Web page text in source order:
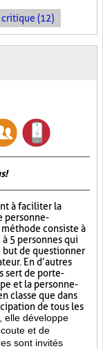
critique (12)
à faciliter la
personne-
consiste à
5 personnes qui
but de questionner
En d’autres
sert de porte-
et la personne-
classe que dans
de tous les
elle développe
et de
sont invités